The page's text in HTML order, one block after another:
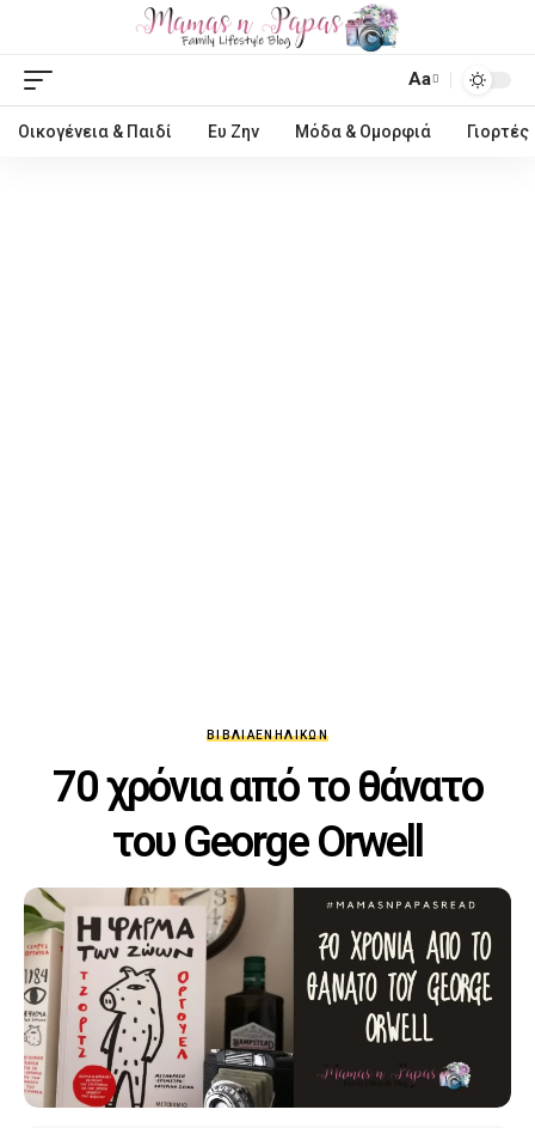
Aa
Οικογένεια & Παιδί Ευ Ζην Μόδα & Ομορφιά Γιορτές
ΒΙΒΛΊΑΕΝΗΛΊΚΩΝ
70 χρόνια από το θάνατο
του George Orwell